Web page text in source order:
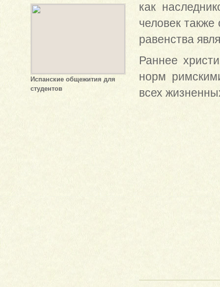
Испанские общежития для
студентов
как
человек
равенства
Раннее
норм
всех